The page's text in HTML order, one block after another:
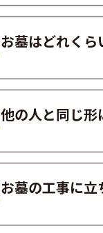
お墓はどれく
他の人と同じ形
お墓の工事に立